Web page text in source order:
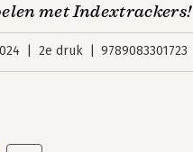
met Indextrackers!
2e druk 9789083301723